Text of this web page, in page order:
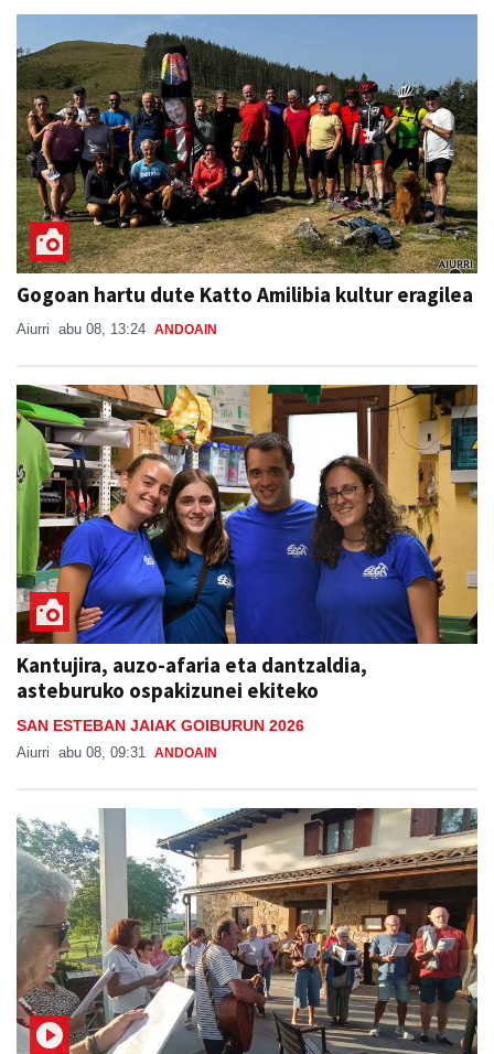
Gogoan hartu dute Katto Amilibia kultur eragilea
Aiurri abu 08, 13:24 ANDOAIN
Kantujira, auzo-afaria eta dantzaldia,
asteburuko ospakizunei ekiteko
SAN ESTEBAN JAIAK GOIBURUN 2026
Aiurri abu 08, 09:31 ANDOAIN